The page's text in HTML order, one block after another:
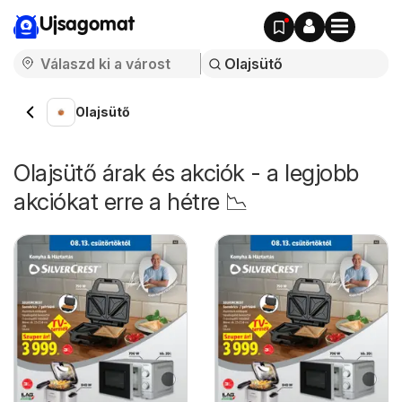
Ujsagomat
Olajsütő
Olajsütő árak és akciók - a legjobb
akciókat erre a hétre 📉